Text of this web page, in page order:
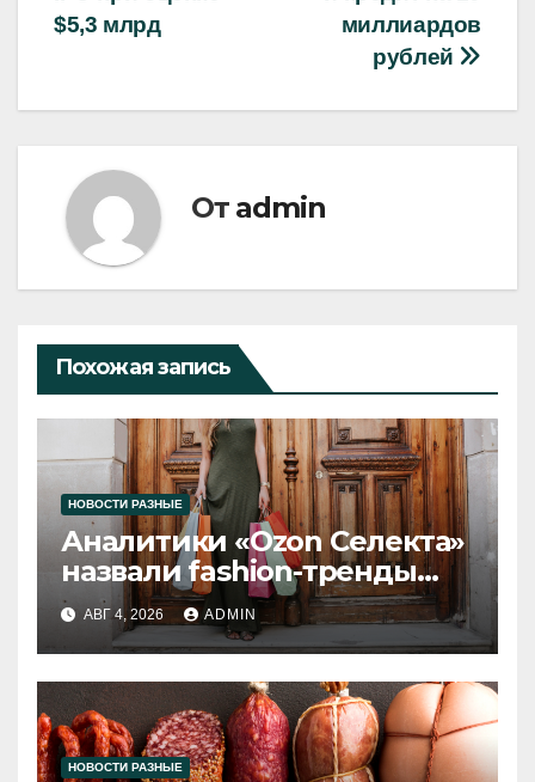
миллиардов
рублей
$5,3 млрд
От admin
Похожая запись
НОВОСТИ РАЗНЫЕ
Аналитики «Ozon Селекта»
назвали fashion-тренды
2026 года
АВГ 4, 2026 ADMIN
НОВОСТИ РАЗНЫЕ